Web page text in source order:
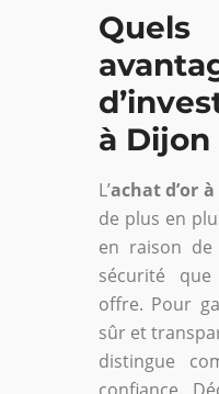
à Dijon
L’achat d’or
de plus en
en raison
sécurité
offre. Pour
sûr et
distingue